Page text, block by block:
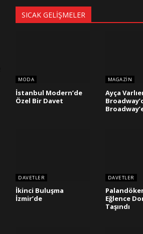
SICAK GELIŞMELER
MODA
İstanbul Modern’de
Özel Bir Davet
MAGAZIN
Ayça
DAVETLER
İkinci Buluşma
İzmir’de
DAVETLER
Eğlence
Taşındı